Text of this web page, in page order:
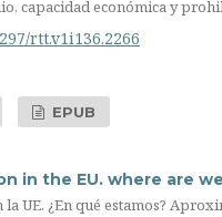
capacidad económica y
rtt.v1i136.2266
EPUB
in the EU. where are
UE. ¿En qué estamos?